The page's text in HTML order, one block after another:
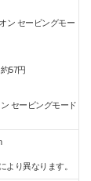
ン セービングモー
57円
セービングモード
より異なります。